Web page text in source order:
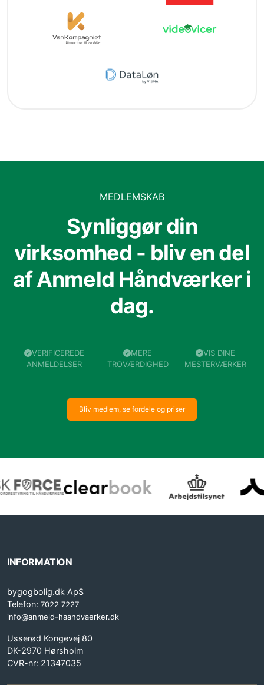
MEDLEMSKAB
Synliggør din
virksomhed - bliv en del
af Anmeld Håndværker i
dag.
VERIFICEREDE
ANMELDELSER
MERE
TROVÆRDIGHED
VIS DINE
MESTERVÆRKER
Bliv medlem, se fordele og priser
INFORMATION
bygogbolig.dk ApS
Telefon: 7022 7227
info@anmeld-haandvaerker.dk
Usserød Kongevej 80
DK-2970 Hørsholm
CVR-nr: 21347035